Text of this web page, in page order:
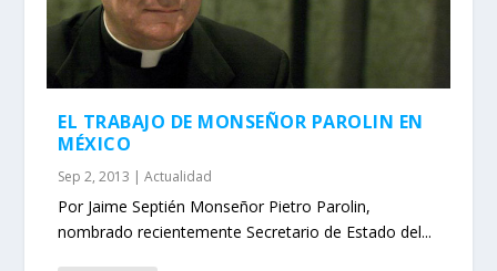
EL TRABAJO DE MONSEÑOR PAROLIN EN
MÉXICO
Sep 2, 2013 |Actualidad
Por Jaime Septién Monseñor Pietro Parolin,
nombrado recientemente Secretario de Estado del...